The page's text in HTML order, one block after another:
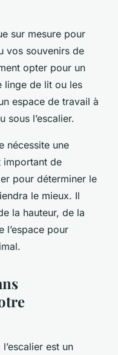
sur mesure pour
vos souvenirs de
opter pour un
linge de lit ou les
espace de travail à
sous l’escalier.
nécessite une
important de
pour déterminer le
le mieux. Il
la hauteur, de la
l’espace pour
est un